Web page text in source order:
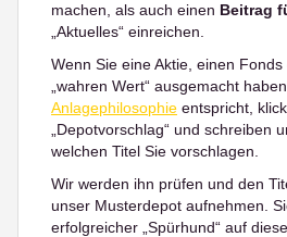
machen, als auch einen Beitrag
„Aktuelles“ einreichen.
Wenn Sie eine Aktie, einen
„wahren Wert“ ausgemacht
Anlagephilosophie entspricht,
„Depotvorschlag“ und schreiben
welchen Titel Sie vorschlagen.
Wir werden ihn prüfen und den
unser Musterdepot aufnehmen.
erfolgreicher „Spürhund“ auf